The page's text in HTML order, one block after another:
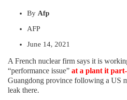
By Afp
AFP
June 14, 2021
A French nuclear firm says it is
“performance issue” at a plant it
Guangdong province following a US
leak there.